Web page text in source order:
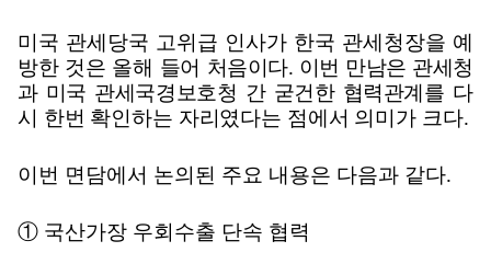
미국 관세당국 고위급 인사가 한국 관세청장을 예
방한 것은 올해 들어 처음이다. 이번 만남은 관세청
과 미국 관세국경보호청 간 굳건한 협력관계를 다
시 한번 확인하는 자리였다는 점에서 의미가 크다.
이번 면담에서 논의된 주요 내용은 다음과 같다.
① 국산가장 우회수출 단속 협력